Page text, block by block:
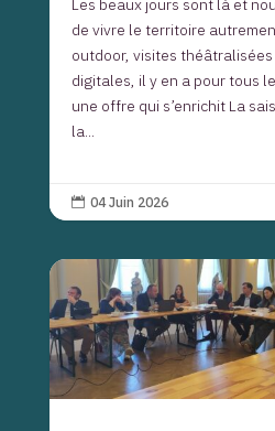
Les beaux jours sont là et
de vivre le territoire
outdoor, visites
digitales, il y en a pour tous
une offre qui s’enrichit La
la...
 04 Juin 2026